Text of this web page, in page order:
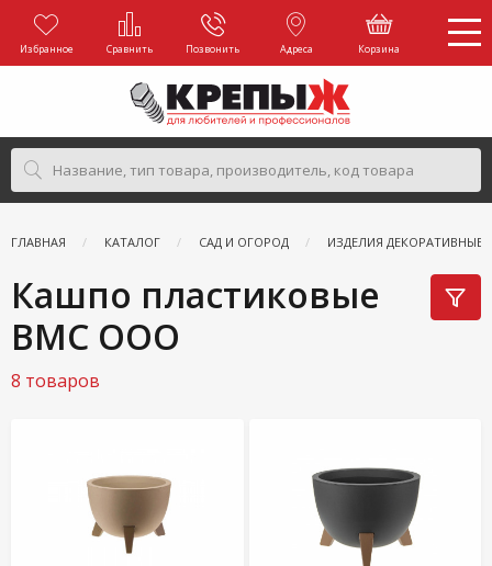
Избранное Сравнить Позвонить Адреса Корзина
ГЛАВНАЯ КАТАЛОГ САД И ОГОРОД ИЗДЕЛИЯ ДЕКОРАТИВНЫЕ
Кашпо пластиковые
ВМС ООО
8 товаров